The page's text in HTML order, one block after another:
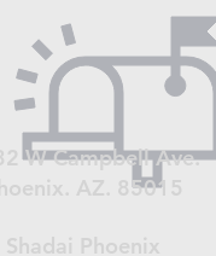
W Campbell Ave.
AZ. 85015